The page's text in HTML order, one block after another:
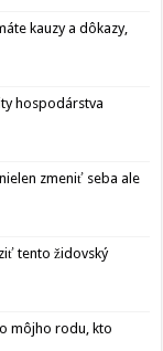
kauzy a dôkazy,
hospodárstva
zmeniť seba ale
tento židovský
môjho rodu, kto